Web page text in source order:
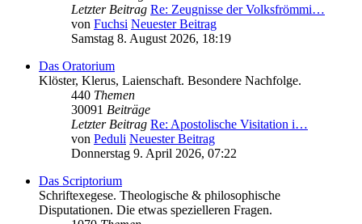
Letzter Beitrag Re: Zeugnisse der Volksfrömmi…
von Fuchsi Neuester Beitrag
Samstag 8. August 2026, 18:19
Das Oratorium
Klöster, Klerus, Laienschaft. Besondere Nachfolge.
440 Themen
30091 Beiträge
Letzter Beitrag Re: Apostolische Visitation i…
von Peduli Neuester Beitrag
Donnerstag 9. April 2026, 07:22
Das Scriptorium
Schriftexegese. Theologische & philosophische
Disputationen. Die etwas spezielleren Fragen.